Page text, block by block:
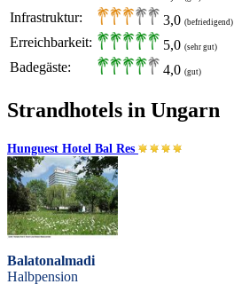
Infrastruktur: 3,0 (befriedigend)
Erreichbarkeit: 5,0 (sehr gut)
Badegäste: 4,0 (gut)
Strandhotels in Ungarn
Hunguest Hotel Bal Res
Balatonalmadi
Halbpension